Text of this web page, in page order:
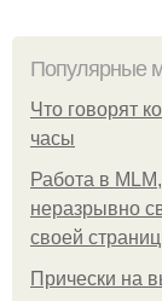
Популярные
Что говорят
часы
Работа в
неразрывно
своей
Прически на